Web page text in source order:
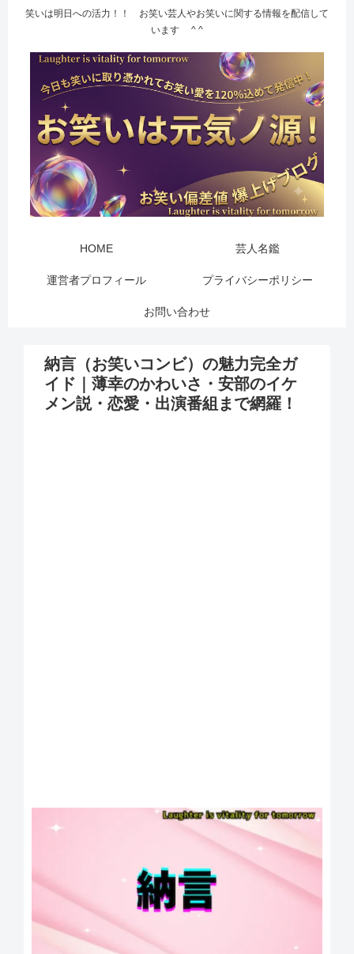
笑いは明日への活力！！ お笑い芸人やお笑いに関する情報を配信して
います ^ ^
HOME 芸人名鑑
運営者プロフィール プライバシーポリシー
お問い合わせ
納言（お笑いコンビ）の魅力完全ガ
イド｜薄幸のかわいさ・安部のイケ
メン説・恋愛・出演番組まで網羅！